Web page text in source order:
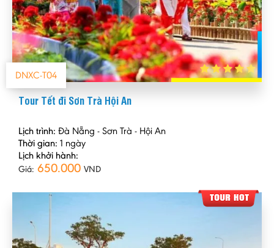
DNXC-T04
Tour Tết đi Sơn Trà Hội An
Lịch trình: Đà Nẵng - Sơn Trà - Hội An
Thời gian: 1 ngày
Lịch khởi hành:
Giá: 650.000 VND